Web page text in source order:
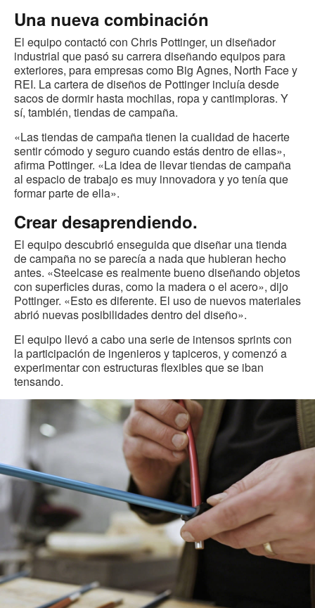
Una nueva combinación
El equipo contactó con Chris Pottinger, un diseñador
industrial que pasó su carrera diseñando equipos para
exteriores, para empresas como Big Agnes, North Face y
REI. La cartera de diseños de Pottinger incluía desde
sacos de dormir hasta mochilas, ropa y cantimploras. Y
sí, también, tiendas de campaña.
«Las tiendas de campaña tienen la cualidad de hacerte
sentir cómodo y seguro cuando estás dentro de ellas»,
afirma Pottinger. «La idea de llevar tiendas de campaña
al espacio de trabajo es muy innovadora y yo tenía que
formar parte de ella».
Crear desaprendiendo.
El equipo descubrió enseguida que diseñar una tienda
de campaña no se parecía a nada que hubieran hecho
antes. «Steelcase es realmente bueno diseñando objetos
con superficies duras, como la madera o el acero», dijo
Pottinger. «Esto es diferente. El uso de nuevos materiales
abrió nuevas posibilidades dentro del diseño».
El equipo llevó a cabo una serie de intensos sprints con
la participación de ingenieros y tapiceros, y comenzó a
experimentar con estructuras flexibles que se iban
tensando.